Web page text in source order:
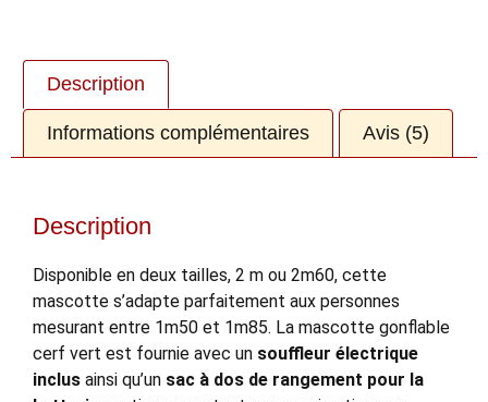
Description
Informations complémentaires Avis (5)
Description
Disponible en deux tailles, 2 m ou 2m60, cette
mascotte s’adapte parfaitement aux personnes
mesurant entre 1m50 et 1m85. La mascotte gonflable
cerf vert est fournie avec un souffleur électrique
inclus ainsi qu’un sac à dos de rangement pour la